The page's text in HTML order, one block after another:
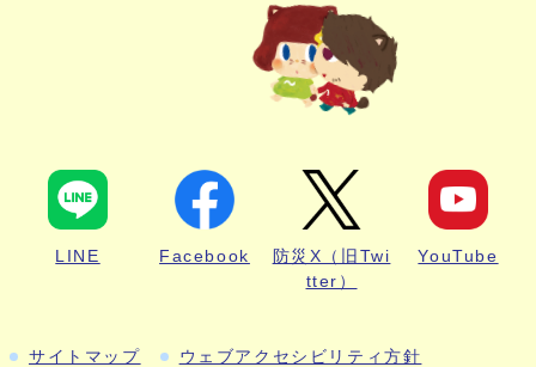
LINE Facebook
防災X（旧Twi
tter）
YouTube
サイトマップ ウェブアクセシビリティ方針